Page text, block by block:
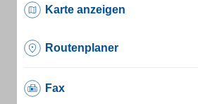
Karte anzeigen
Routenplaner
Fax